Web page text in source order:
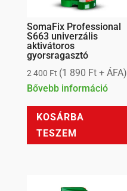
SomaFix Professional
S663 univerzális
aktivátoros
gyorsragasztó
2 400 Ft (1 890 Ft+ ÁFA)
Bővebb információ
KOSÁRBA
TESZEM